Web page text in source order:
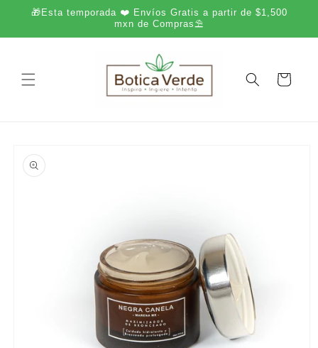
directamente
🎁Esta temporada ❤️ Envíos Gratis a partir de $1,500
mxn de Compras⛱️
Carrito
a la
información